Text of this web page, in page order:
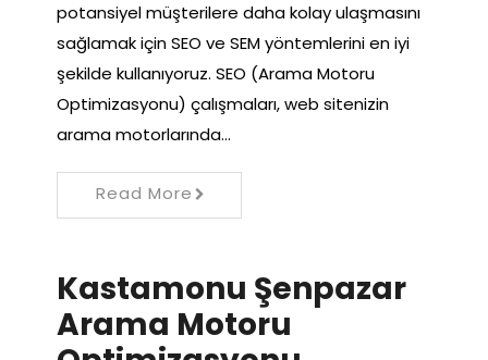
potansiyel müşterilere daha kolay ulaşmasını
sağlamak için SEO ve SEM yöntemlerini en iyi
şekilde kullanıyoruz. SEO (Arama Motoru
Optimizasyonu) çalışmaları, web sitenizin
arama motorlarında…
Read More
Kastamonu Şenpazar
Arama Motoru